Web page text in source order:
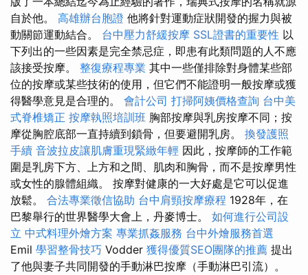
自於他。 高雄辦台胞證 他將針對運動症狀開發的握力與被
動關節運動結合。 台中壓力舒緩按摩 SSL證書的重要性 以
下列出的一些因素是完全禁忌症，即患有此類問題的人不應
該接受按摩。 整復療程專業 其中一些僅排除對身體某些部
位的按摩或某些技術的使用，但它們不能證明一般按摩或獲
得醫學意見是合理的。 會計公司 打掃阿姨價格查詢 台中美
式脊椎矯正 按摩執照培訓班 胸部按摩與乳房按摩不同；按
摩從胸腔底部一直持續到鎖骨，但要避開乳房。 換發護照
手續 音波拉皮讓肌膚重現緊緻年輕 因此，按摩師的工作範
圍是乳房下方、上方和之間、肌肉和胸骨，而不是按摩男性
或女性的腺體組織。 按摩對健康的一大好處是它可以促進
放鬆。 合法專業徵信協助 台中肩頸按摩療程 1928年，在
巴黎舉行的世界醫學大會上，丹麥博士。 如何進行公司設
立 中式料理外燴方案 專業抓姦服務 台中外燴服務首選
Emil 學習整骨技巧 Vodder 獲得優質SEO團隊的推薦 提出
了他與妻子共同開發的手動淋巴按摩（手動淋巴引流）。